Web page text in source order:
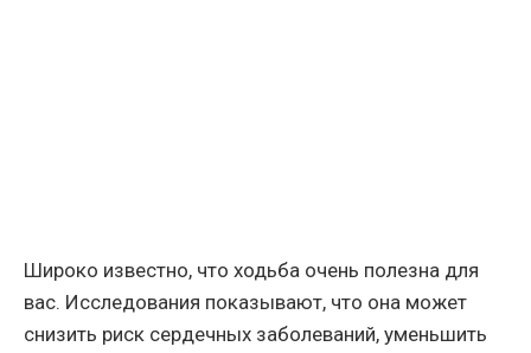
Широко известно, что ходьба очень полезна для
вас. Исследования показывают, что она может
снизить риск сердечных заболеваний, уменьшить